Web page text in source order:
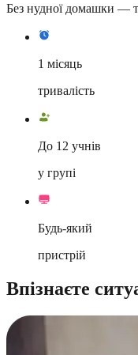
Без нудної домашки —
1 місяць
тривалість
До 12 учнів
у групі
Будь-який
пристрій
Впізнаєте